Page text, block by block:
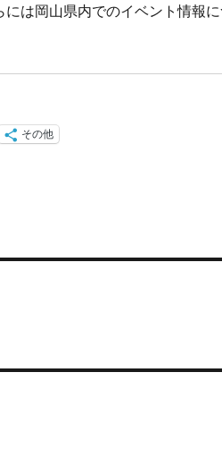
は岡山県内でのイベント情報
その他